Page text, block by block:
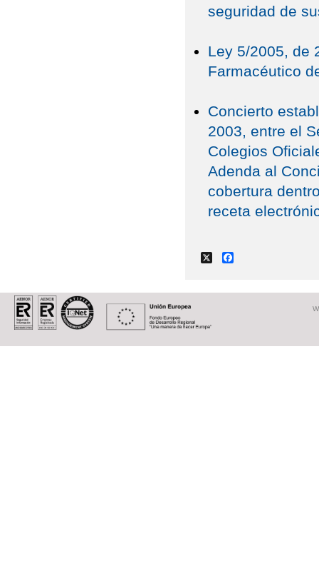
seguridad de
Ley 5/2005, de
Farmacéutico
Concierto
2003, entre el
Colegios
Adenda al
cobertura
receta